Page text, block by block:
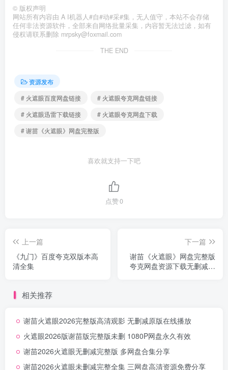
© 版权声明
网站所有内容由 A I机器人#自#动#采#集，无人值守，本站不会存储
任何非法资源软件，全部来自网络批量采集，内容暂无法过滤，如有
侵权请联系删除 mrpsky@foxmail.com
THE END
资源发布
# 火遮眼百度网盘链接
# 火遮眼夸克网盘链接
# 火遮眼迅雷下载链接
# 火遮眼夸克网盘下载
# 谢苗《火遮眼》网盘完整版
喜欢就支持一下吧
点赞0
上一篇
《九门》百度夸克双版本高
清全集
下一篇
谢苗《火遮眼》网盘完整版
夸克网盘资源下载无删减中
相关推荐
谢苗火遮眼2026完整版高清观影 无删减原版在线播放
火遮眼2026版谢苗版完整版未删 1080P网盘永久有效
谢苗2026火遮眼无删减完整版 多网盘合集分享
谢苗2026火遮眼未删减完整全集 三网盘高清资源免费分享